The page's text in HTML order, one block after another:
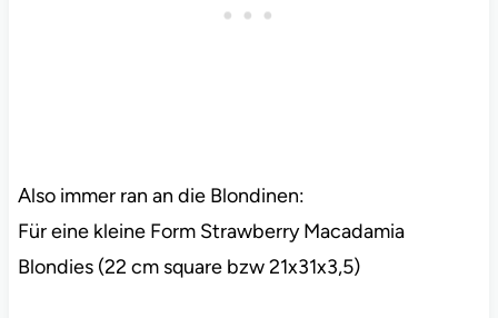
Also immer ran an die Blondinen:
Für eine kleine Form Strawberry Macadamia
Blondies (22 cm square bzw 21x31x3,5)